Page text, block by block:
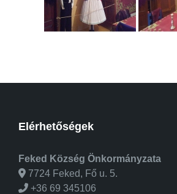
Elérhetőségek
Feked Község Önkormányzata
7724 Feked, Fő u. 5.
+36 69 345106